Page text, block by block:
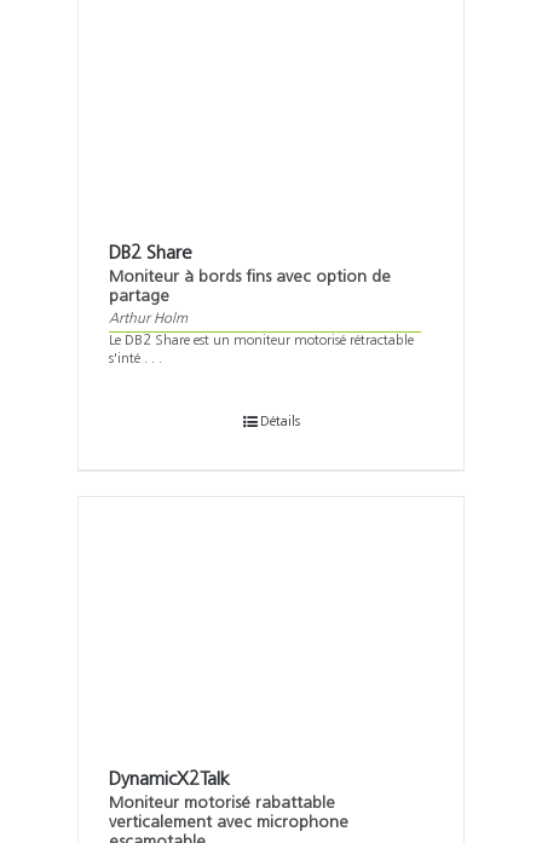
DB2 Share
Moniteur à bords fins avec option de
partage
Arthur Holm
Le DB2 Share est un moniteur motorisé rétractable
s'inté . . .
Détails
DynamicX2Talk
Moniteur motorisé rabattable
verticalement avec microphone